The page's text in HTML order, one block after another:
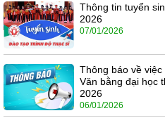
Thông tin tuyển
2026
07/01/2026
Thông báo về
Văn bằng đại học
2026
06/01/2026